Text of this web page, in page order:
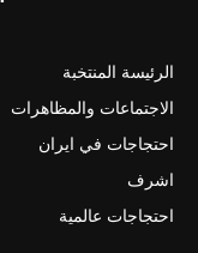
الرئيسة المنتخبة
الاجتماعات والمظاهرات
احتجاجات في ايران
اشرف
احتجاجات عالمية